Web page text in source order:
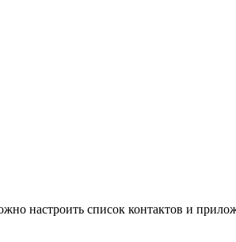
настроить список контактов и